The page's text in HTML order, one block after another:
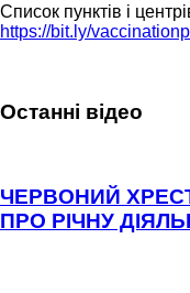
Список пунктів і
https://bit.ly/
Останні відео
ЧЕРВОНИЙ
ПРО РІЧНУ